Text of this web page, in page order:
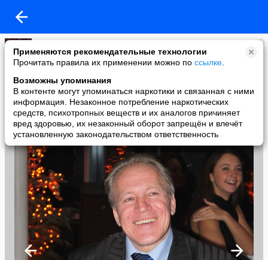
Применяются рекомендательные технологии
Прочитать правила их применении можно по ссылке
Возможны упоминания
В контенте могут упоминаться наркотики и связанная с ними
информация. Незаконное потребление наркотических
средств, психотропных веществ и их аналогов причиняет
вред здоровью, их незаконный оборот запрещён и влечёт
установленную законодательством ответственность
Борис Прахов
added a photo
19 Aug в 16:35